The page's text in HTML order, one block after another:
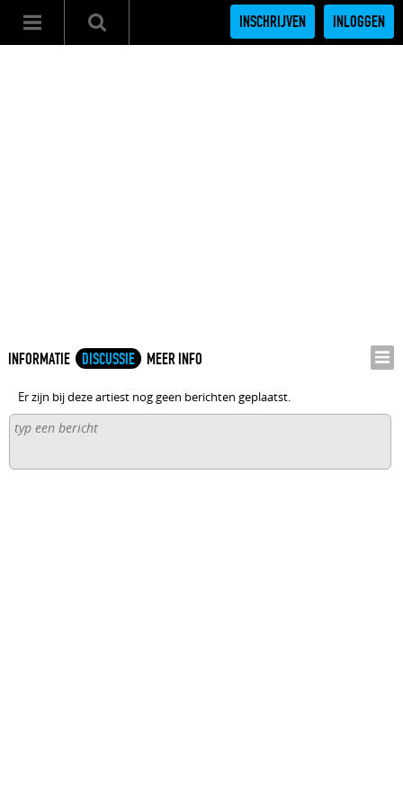
INSCHRIJVEN INLOGGEN
INFORMATIE DISCUSSIE MEER INFO
Er zijn bij deze artiest nog geen berichten geplaatst.